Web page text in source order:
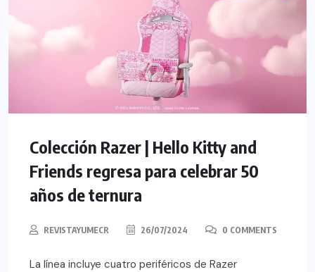
Colección Razer | Hello Kitty and
Friends regresa para celebrar 50
años de ternura
REVISTAYUMECR 26/07/2024 0 COMMENTS
La línea incluye cuatro periféricos de Razer